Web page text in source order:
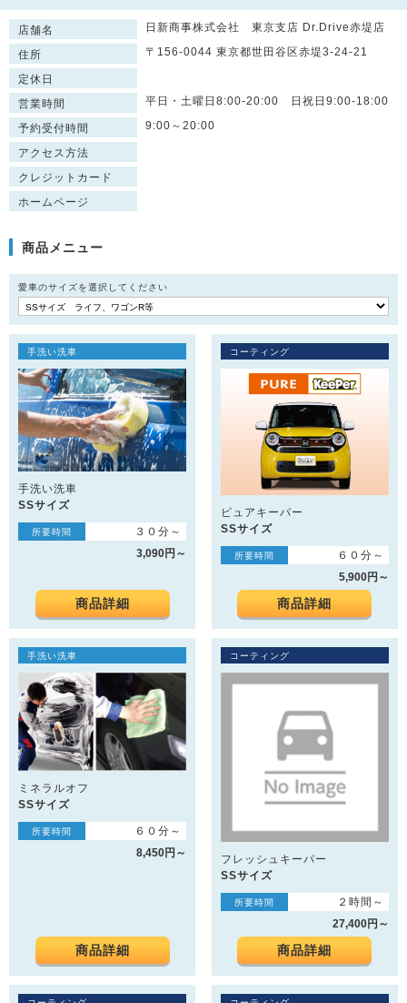
店舗名 日新商事株式会社 東京支店 Dr.Drive赤堤店
住所 〒156-0044 東京都世田谷区赤堤3-24-21
定休日
営業時間
平日・土曜日8:00-20:00 日祝日9:00-18:00
予約受付時間 9:00～20:00
アクセス方法
クレジットカード
ホームページ
商品メニュー
愛車のサイズを選択してください
手洗い洗車
手洗い洗車
SSサイズ
所要時間
３０分～
3,090円～
商品詳細
コーティング
ピュアキーパー
SSサイズ
所要時間
６０分～
5,900円～
商品詳細
手洗い洗車
ミネラルオフ
SSサイズ
所要時間
６０分～
8,450円～
商品詳細
コーティング
フレッシュキーパー
SSサイズ
所要時間
２時間～
27,400円～
商品詳細